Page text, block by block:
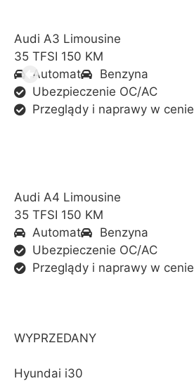
Audi A3 Limousine
35 TFSI 150 KM
Automat
Benzyna
Ubezpieczenie OC/AC
Przeglądy i naprawy w cenie
Audi A4 Limousine
35 TFSI 150 KM
Automat
Benzyna
Ubezpieczenie OC/AC
Przeglądy i naprawy w cenie
WYPRZEDANY
Hyundai i30